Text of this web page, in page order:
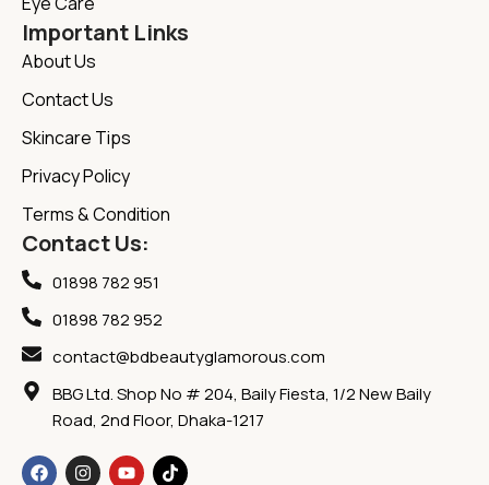
Important Links
About Us
Contact Us
Skincare Tips
Privacy Policy
Terms & Condition
Contact Us:
01898 782 951
01898 782 952
contact@bdbeautyglamorous.com
BBG Ltd. Shop No # 204, Baily Fiesta, 1/2 New Baily
Road, 2nd Floor, Dhaka-1217